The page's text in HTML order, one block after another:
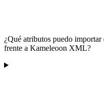
¿Qué atributos puedo
frente a Kameleoon XML?